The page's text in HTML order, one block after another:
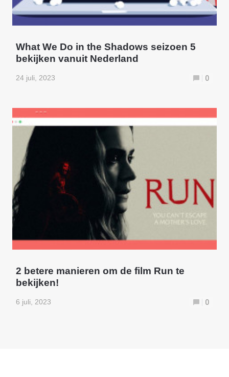
What We Do in the Shadows seizoen 5
bekijken vanuit Nederland
24 juli, 2023 0
2 betere manieren om de film Run te
bekijken!
6 juli, 2023 0